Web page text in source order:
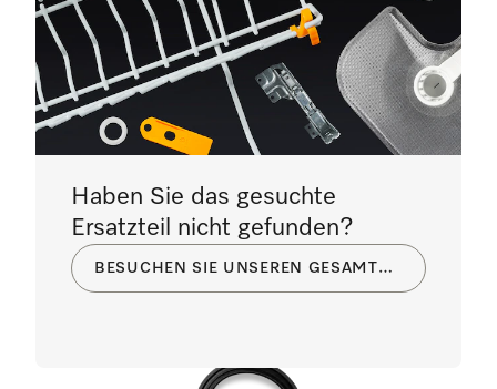
Haben Sie das gesuchte
Ersatzteil nicht gefunden?
BESUCHEN SIE UNSEREN GESAMTKATALOG